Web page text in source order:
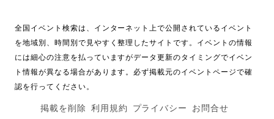
全国イベント検索は、インターネット上で公開されているイベント
を地域別、時間別で見やすく整理したサイトです。イベントの情報
には細心の注意を払っていますがデータ更新のタイミングでイベン
ト情報が異なる場合があります。必ず掲載元のイベントページで確
認を行ってください。
掲載を削除 利用規約 プライバシー お問合せ